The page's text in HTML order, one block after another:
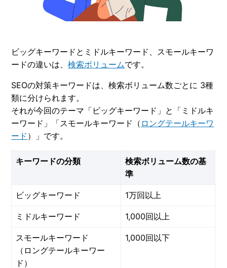
ビッグキーワードとミドルキーワード、スモールキーワ
ードの違いは、検索ボリュームです。
SEOの対策キーワードは、検索ボリューム数ごとに 3種
類に分けられます。
それが今回のテーマ「ビッグキーワード」と「ミドルキ
ーワード」「スモールキーワード（ ロングテールキーワ
ード ）」です。
キーワードの分類
検索ボリューム数の基
準
ビッグキーワード 1万回以上
ミドルキーワード 1,000回以上
スモールキーワード
（ロングテールキーワー
ド）
1,000回以下